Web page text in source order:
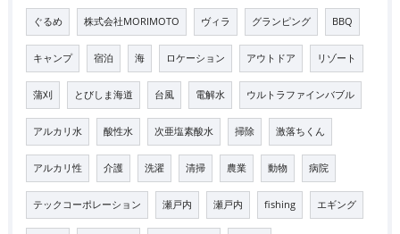
ぐるめ 株式会社MORIMOTO ヴィラ グランピング BBQ
キャンプ 宿泊 海 ロケーション アウトドア リゾート
蒲刈 とびしま海道 台風 電解水 ウルトラファインバブル
アルカリ水 酸性水 次亜塩素酸水 掃除 激落ちくん
アルカリ性 介護 洗濯 清掃 農業 動物 病院
テックコーポレーション 瀬戸内 瀬戸内 fishing エギング